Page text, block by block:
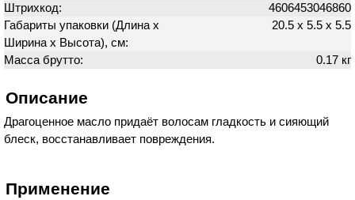
Штрихкод:
4606453046860
Габариты упаковки (Длина х
Ширина х Высота), см:
20.5 х 5.5 х 5.5
Масса брутто: 0.17 кг
Описание
Драгоценное масло придаёт волосам гладкость и сияющий
блеск, восстанавливает повреждения.
Применение